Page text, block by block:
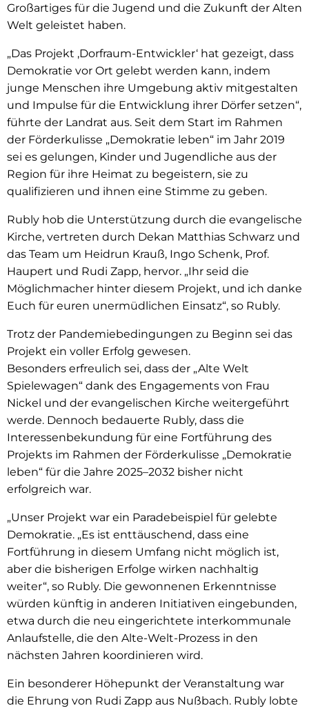
Großartiges für die Jugend und die Zukunft der Alten
Welt geleistet haben.
„Das Projekt ‚Dorfraum-Entwickler‘ hat gezeigt, dass
Demokratie vor Ort gelebt werden kann, indem
junge Menschen ihre Umgebung aktiv mitgestalten
und Impulse für die Entwicklung ihrer Dörfer setzen“,
führte der Landrat aus. Seit dem Start im Rahmen
der Förderkulisse „Demokratie leben“ im Jahr 2019
sei es gelungen, Kinder und Jugendliche aus der
Region für ihre Heimat zu begeistern, sie zu
qualifizieren und ihnen eine Stimme zu geben.
Rubly hob die Unterstützung durch die evangelische
Kirche, vertreten durch Dekan Matthias Schwarz und
das Team um Heidrun Krauß, Ingo Schenk, Prof.
Haupert und Rudi Zapp, hervor. „Ihr seid die
Möglichmacher hinter diesem Projekt, und ich danke
Euch für euren unermüdlichen Einsatz“, so Rubly.
Trotz der Pandemiebedingungen zu Beginn sei das
Projekt ein voller Erfolg gewesen.
Besonders erfreulich sei, dass der „Alte Welt
Spielewagen“ dank des Engagements von Frau
Nickel und der evangelischen Kirche weitergeführt
werde. Dennoch bedauerte Rubly, dass die
Interessenbekundung für eine Fortführung des
Projekts im Rahmen der Förderkulisse „Demokratie
leben“ für die Jahre 2025–2032 bisher nicht
erfolgreich war.
„Unser Projekt war ein Paradebeispiel für gelebte
Demokratie. „Es ist enttäuschend, dass eine
Fortführung in diesem Umfang nicht möglich ist,
aber die bisherigen Erfolge wirken nachhaltig
weiter“, so Rubly. Die gewonnenen Erkenntnisse
würden künftig in anderen Initiativen eingebunden,
etwa durch die neu eingerichtete interkommunale
Anlaufstelle, die den Alte-Welt-Prozess in den
nächsten Jahren koordinieren wird.
Ein besonderer Höhepunkt der Veranstaltung war
die Ehrung von Rudi Zapp aus Nußbach. Rubly lobte